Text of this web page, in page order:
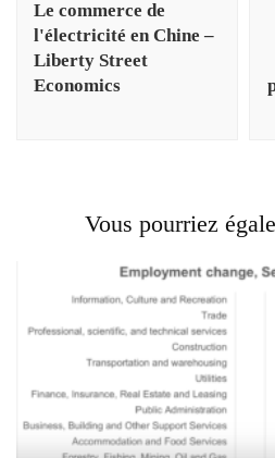
Le commerce de
l'électricité en Chine –
Liberty Street
Economics
Vous pourriez